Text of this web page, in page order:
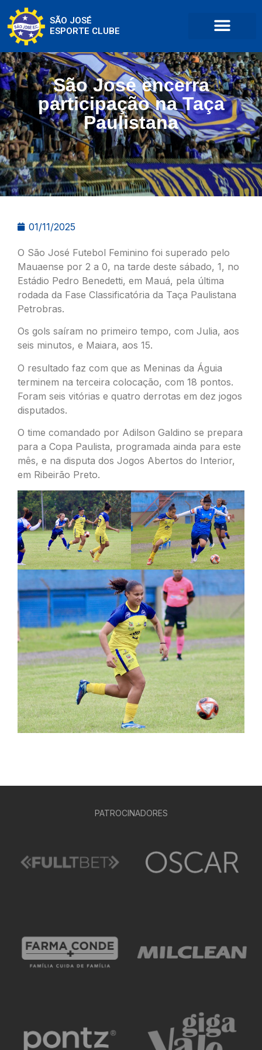
SÃO JOSÉ
ESPORTE CLUBE
São José encerra
participação na Taça
Paulistana
01/11/2025
O São José Futebol Feminino foi superado pelo
Mauaense por 2 a 0, na tarde deste sábado, 1, no
Estádio Pedro Benedetti, em Mauá, pela última
rodada da Fase Classificatória da Taça Paulistana
Petrobras.
Os gols saíram no primeiro tempo, com Julia, aos
seis minutos, e Maiara, aos 15.
O resultado faz com que as Meninas da Águia
terminem na terceira colocação, com 18 pontos.
Foram seis vitórias e quatro derrotas em dez jogos
disputados.
O time comandado por Adilson Galdino se prepara
para a Copa Paulista, programada ainda para este
mês, e na disputa dos Jogos Abertos do Interior,
em Ribeirão Preto.
PATROCINADORES